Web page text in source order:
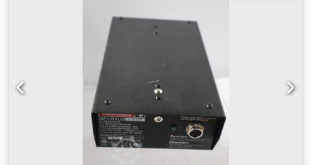
Chodpsvxux Hofx Aczja Sin accesorios adicionales
Adecuado para los siguientes destornilladores y husillos
de tornillo Desoutter: - ECA (7 a 200 Nm) - ECD (7 a 120 Nm)
- ECP (7 a 40 Nm) - ECFS (7 a 30 Nm) - ECP HT (30 a 4000
Nm) - MC (5 a 135 Nm) Número de ciclos de atornillado
almacenados en el sistema de control: 1 Número de fases
posibles en el ciclo de atornillado: 15 Totalizador de E/S
(resultados de 999 E/S) Memoria de resultados según
configuración 5000 a 20000 Interfaces de E/S: Entradas y
salidas de 24 voltios: 8/8 Interfaz serial RS232 Interfaz